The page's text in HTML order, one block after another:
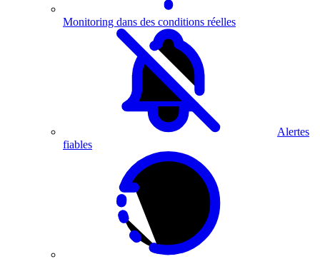
Monitoring dans des conditions réelles
Alertes
fiables